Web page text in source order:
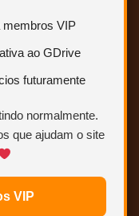
membros VIP
ao GDrive
futuramente
normalmente.
que ajudam o site
VIP